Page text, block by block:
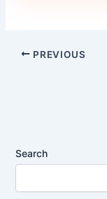
PREVIOUS
Search